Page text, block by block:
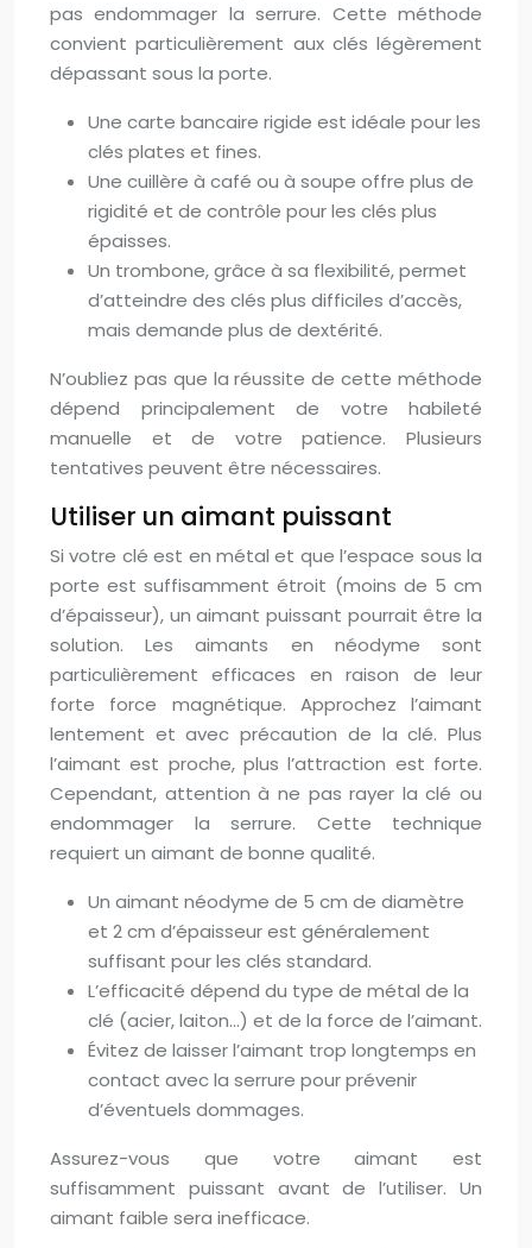
pas endommager la serrure. Cette méthode
convient particulièrement aux clés légèrement
dépassant sous la porte.
Une carte bancaire rigide est idéale pour les
clés plates et fines.
Une cuillère à café ou à soupe offre plus de
rigidité et de contrôle pour les clés plus
épaisses.
Un trombone, grâce à sa flexibilité, permet
d’atteindre des clés plus difficiles d’accès,
mais demande plus de dextérité.
N’oubliez pas que la réussite de cette méthode
dépend principalement de votre habileté
manuelle et de votre patience. Plusieurs
tentatives peuvent être nécessaires.
Utiliser un aimant puissant
Si votre clé est en métal et que l’espace sous la
porte est suffisamment étroit (moins de 5 cm
d’épaisseur), un aimant puissant pourrait être la
solution. Les aimants en néodyme sont
particulièrement efficaces en raison de leur
forte force magnétique. Approchez l’aimant
lentement et avec précaution de la clé. Plus
l’aimant est proche, plus l’attraction est forte.
Cependant, attention à ne pas rayer la clé ou
endommager la serrure. Cette technique
requiert un aimant de bonne qualité.
Un aimant néodyme de 5 cm de diamètre
et 2 cm d’épaisseur est généralement
suffisant pour les clés standard.
L’efficacité dépend du type de métal de la
clé (acier, laiton…) et de la force de l’aimant.
Évitez de laisser l’aimant trop longtemps en
contact avec la serrure pour prévenir
d’éventuels dommages.
Assurez-vous que votre aimant est
suffisamment puissant avant de l’utiliser. Un
aimant faible sera inefficace.